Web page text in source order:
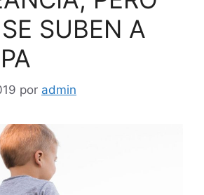
SUBEN A
por admin